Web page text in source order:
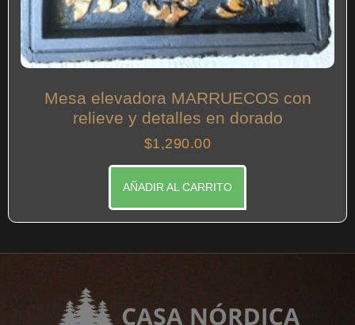
Mesa elevadora MARRUECOS con
relieve y detalles en dorado
$1,290.00
AÑADIR AL CARRITO